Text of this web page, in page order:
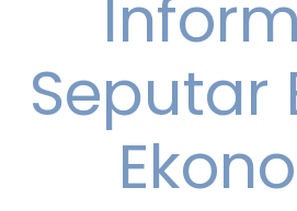
Seputar